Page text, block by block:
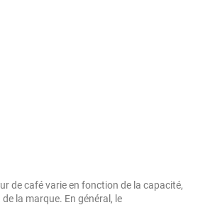
de café varie en fonction de la capacité,
la marque. En général, le